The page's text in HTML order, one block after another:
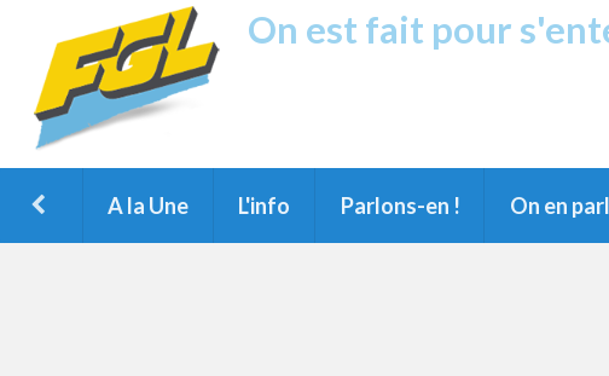
On est fait pour
A la Une L'info Parlons-en ! On en